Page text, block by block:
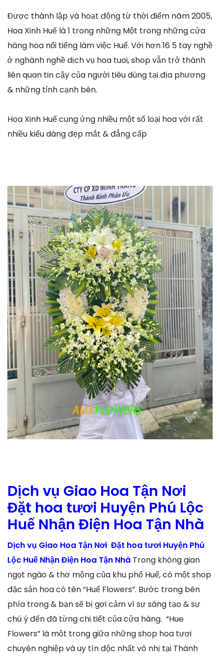
Được thành lập và hoạt động từ thời điểm năm 2005,
Hoa Xinh Huế là 1 trong những Một trong những cửa
hàng hoa nổi tiếng làm việc Huế. Với hơn 16 5 tay nghề
ở nghành nghề dịch vụ hoa tuoi, shop vẫn trở thành
liên quan tin cậy của người tiêu dùng tại địa phương
& những tỉnh cạnh bên.
Hoa Xinh Huế cung ứng nhiều một số loại hoa với rất
nhiều kiểu dáng đẹp mắt & đẳng cấp
Dịch vụ Giao Hoa Tận Nơi
Đặt hoa tươi Huyện Phú Lộc
Huế Nhận Điện Hoa Tận Nhà
Dịch vụ Giao Hoa Tận Nơi Đặt hoa tươi Huyện Phú
Lộc Huế Nhận Điện Hoa Tận Nhà Trong không gian
ngọt ngào & thơ mộng của khu phố Huế, có một shop
đặc sản hoa có tên “Huế Flowers”. Bước trong bên
phía trong & bạn sẽ bị gợi cảm vì sự sáng tạo & sự
chú ý đến đã từng chi tiết của cửa hàng. “Hue
Flowers” là một trong giữa những shop hoa tươi
chuyên nghiệp và uy tín độc nhất vô nhị tại Thành